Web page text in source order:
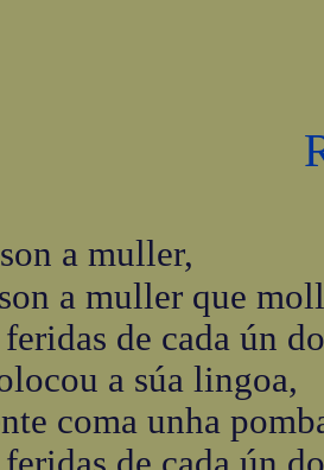
a muller,
a muller que
feridas de cada ún
a súa lingoa,
coma unha